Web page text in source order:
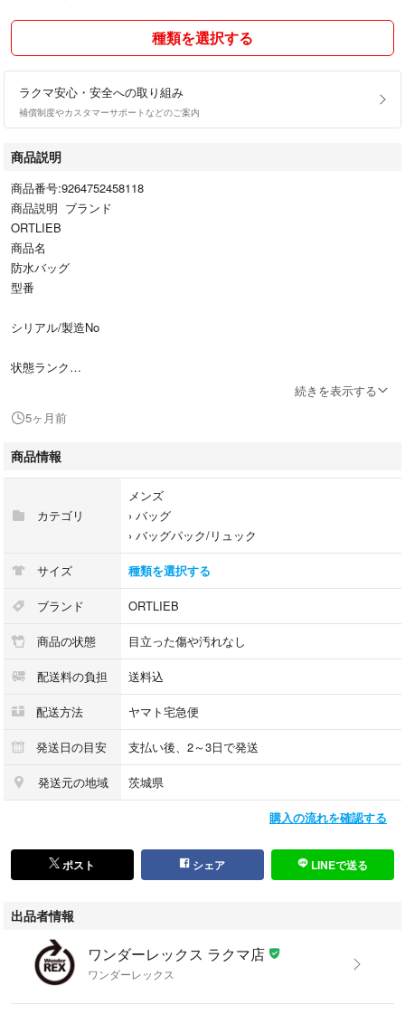
種類を選択する
ラクマ安心・安全への取り組み
補償制度やカスタマーサポートなどのご案内
商品説明
商品番号:9264752458118
商品説明 ブランド
ORTLIEB
商品名
防水バッグ
型番
シリアル/製造No
状態ランク
SAランク/未使用品に近い、非常にきれいな状態です。展示品の為、僅か
付属品
付属品の有無/無 内容は画像で確認ください。
状態詳細
商品について
この商品はREXつくば店で取り扱いをしております。商品の詳しい状態や
情報については、店舗へお気軽にお問い合わせくださいませ。
続きを表示する
5ヶ月前
商品情報
カテゴリ
メンズ
› バッグ
› バッグパック/リュック
サイズ 種類を選択する
ブランド ORTLIEB
商品の状態 目立った傷や汚れなし
配送料の負担 送料込
配送方法 ヤマト宅急便
発送日の目安 支払い後、2～3日で発送
発送元の地域 茨城県
購入の流れを確認する
ポスト シェア LINEで送る
出品者情報
ワンダーレックス ラクマ店
ワンダーレックス